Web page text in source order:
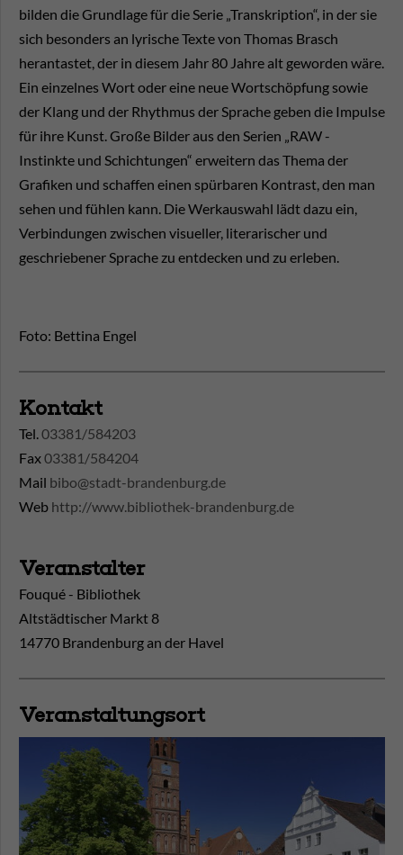
bilden die Grundlage für die Serie „Transkription“, in der sie
sich besonders an lyrische Texte von Thomas Brasch
herantastet, der in diesem Jahr 80 Jahre alt geworden wäre.
Ein einzelnes Wort oder eine neue Wortschöpfung sowie
der Klang und der Rhythmus der Sprache geben die Impulse
für ihre Kunst. Große Bilder aus den Serien „RAW -
Instinkte und Schichtungen“ erweitern das Thema der
Grafiken und schaffen einen spürbaren Kontrast, den man
sehen und fühlen kann. Die Werkauswahl lädt dazu ein,
Verbindungen zwischen visueller, literarischer und
geschriebener Sprache zu entdecken und zu erleben.
Foto: Bettina Engel
Kontakt
Tel.03381/584203
Fax03381/584204
Mail bibo@stadt-brandenburg.de
Web http://www.bibliothek-brandenburg.de
Veranstalter
Fouqué - Bibliothek
Altstädtischer Markt 8
14770 Brandenburg an der Havel
Veranstaltungsort